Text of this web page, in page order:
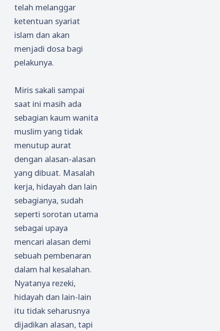
telah melanggar
ketentuan syariat
islam dan akan
menjadi dosa bagi
pelakunya.
Miris sakali sampai
saat ini masih ada
sebagian kaum wanita
muslim yang tidak
menutup aurat
dengan alasan-alasan
yang dibuat. Masalah
kerja, hidayah dan lain
sebagianya, sudah
seperti sorotan utama
sebagai upaya
mencari alasan demi
sebuah pembenaran
dalam hal kesalahan.
Nyatanya rezeki,
hidayah dan lain-lain
itu tidak seharusnya
dijadikan alasan, tapi